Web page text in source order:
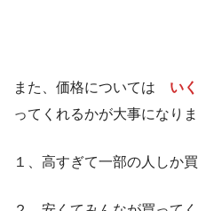
また、価格については い
ってくれるかが大事になりま
１、高すぎて一部の人しか買